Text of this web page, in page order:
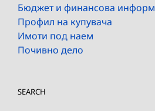
Бюджет и финансова
Профил на купувача
Имоти под наем
Почивно дело
SEARCH